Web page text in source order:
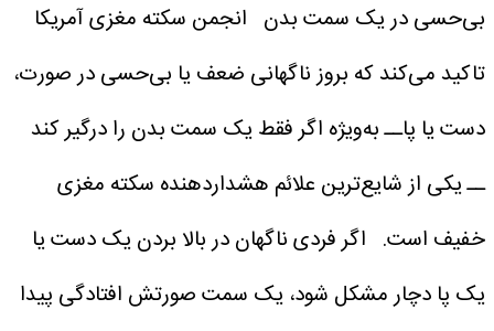
بی‌حسی در یک سمت بدن انجمن سکته مغزی آمریکا
تاکید می‌کند که بروز ناگهانی ضعف یا بی‌حسی در صورت،
دست یا پاــ به‌ویژه اگر فقط یک سمت بدن را درگیر کند
ــ یکی از شایع‌ترین علائم هشداردهنده سکته مغزی
خفیف است. اگر فردی ناگهان در بالا بردن یک دست یا
یک پا دچار مشکل شود، یک سمت صورتش افتادگی پیدا